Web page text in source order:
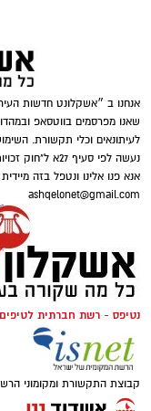
אנחנו ב ״אשקלונט חדשות
שאנו מפרסמים בווטסאפ
לעיתונאים וכלי תקשורת.
נעשה לפי סעיף
אנא פנו אלינו ונטפל בזה
ashqelonet@gmail.com
נטיפס - רשת חברתית
קבוצת התקשורת ומקומוני